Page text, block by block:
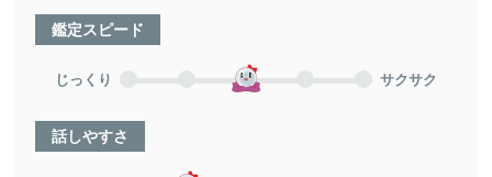
鑑定スピード
じっくり サクサク
話しやすさ